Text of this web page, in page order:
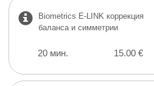
Biometrics E-LINK коррекция
баланса и симметрии
20 мин. 15.00 €